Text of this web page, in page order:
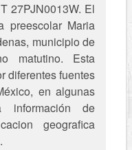
27PJN0013W. El
preescolar Maria
municipio de
matutino. Esta
diferentes fuentes
en algunas
información de
geografica